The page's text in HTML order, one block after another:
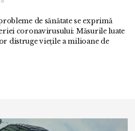
de sănătate se exprimă
coronavirusului: Măsurile luate
distruge viețile a milioane de